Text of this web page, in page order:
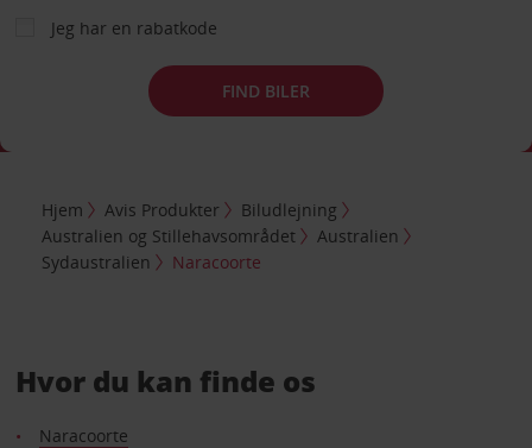
Jeg har en rabatkode
FIND BILER
Hjem Avis Produkter
Biludlejning
Australien og Stillehavsområdet
Australien
Sydaustralien
Naracoorte
Hvor du kan finde os
Naracoorte